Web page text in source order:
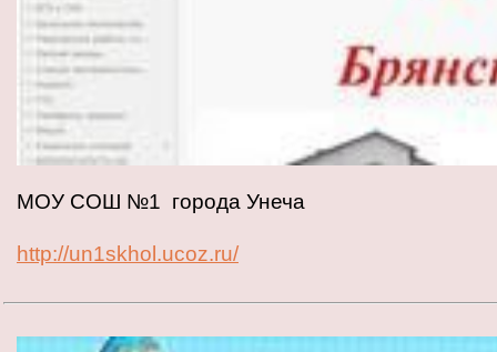
МОУ СОШ №1 города Унеча
http://un1skhol.ucoz.ru/